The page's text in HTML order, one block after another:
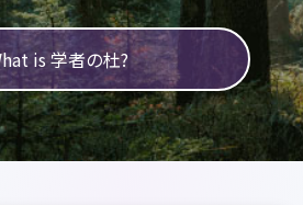
is 学者の杜?